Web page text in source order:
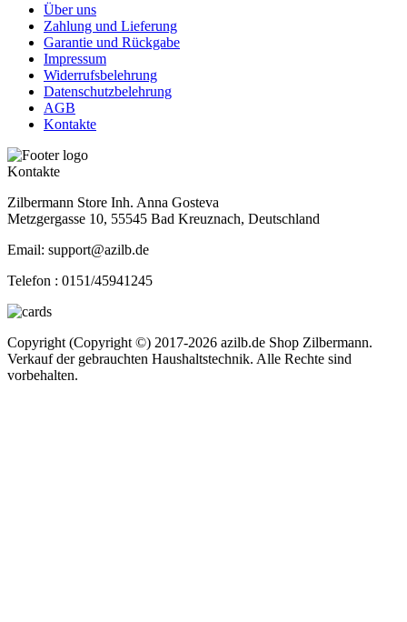
Über uns
Zahlung und Lieferung
Garantie und Rückgabe
Impressum
Widerrufsbelehrung
Datenschutzbelehrung
AGB
Kontakte
Kontakte
Zilbermann Store Inh. Anna Gosteva
Metzgergasse 10, 55545 Bad Kreuznach, Deutschland
Email: support@azilb.de
Telefon : 0151/45941245
Copyright (Copyright ©) 2017-2026 azilb.de Shop Zilbermann.
Verkauf der gebrauchten Haushaltstechnik. Alle Rechte sind
vorbehalten.